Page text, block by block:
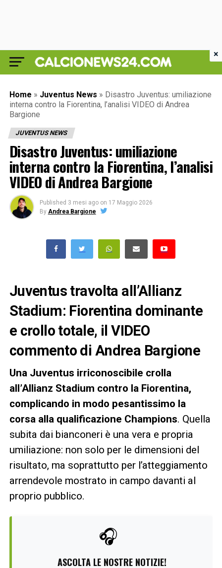
Home » Juventus News » Disastro Juventus: umiliazione
interna contro la Fiorentina, l’analisi VIDEO di Andrea
Bargione
JUVENTUS NEWS
Disastro Juventus: umiliazione
interna contro la Fiorentina, l’analisi
VIDEO di Andrea Bargione
Published 3 mesi ago on 17 Maggio 2026
By Andrea Bargione
Juventus travolta all’Allianz
Stadium: Fiorentina dominante
e crollo totale, il VIDEO
commento di Andrea Bargione
Una Juventus irriconoscibile crolla
all’Allianz Stadium contro la Fiorentina,
complicando in modo pesantissimo la
corsa alla qualificazione Champions. Quella
subita dai bianconeri è una vera e propria
umiliazione: non solo per le dimensioni del
risultato, ma soprattutto per l’atteggiamento
arrendevole mostrato in campo davanti al
proprio pubblico.
🎧
ASCOLTA LE NOSTRE NOTIZIE!
×